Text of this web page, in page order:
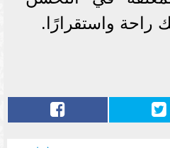
راحة واستقرارًا.